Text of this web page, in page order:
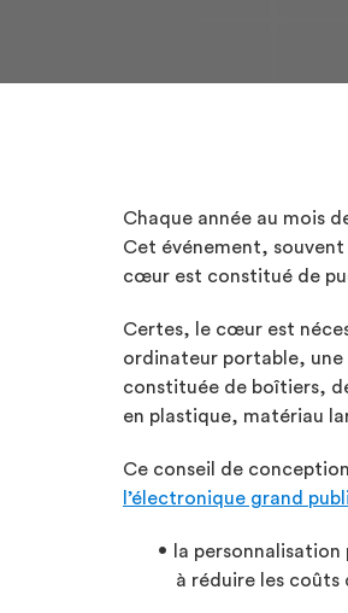
Chaque année au mois
Cet événement,
cœur est constitué de
Certes, le cœur est
ordinateur portable,
constituée de boîtiers,
en plastique, matériau
Ce conseil de
l’électronique grand
la
à réduire les